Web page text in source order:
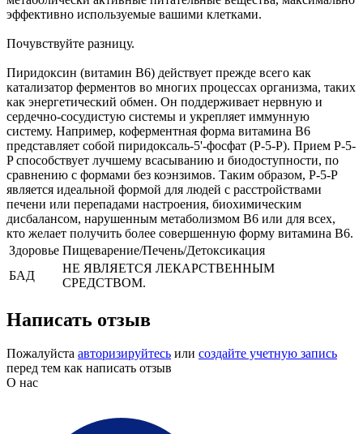
эффективно используемые вашими клетками.
Почувствуйте разницу.
Пиридоксин (витамин B6) действует прежде всего как
катализатор ферментов во многих процессах организма, таких
как энергетический обмен. Он поддерживает нервную и
сердечно-сосудистую системы и укрепляет иммунную
систему. Например, коферментная форма витамина B6
представляет собой пиридоксаль-5'-фосфат (P-5-P). Прием P-5-
P способствует лучшему всасыванию и биодоступности, по
сравнению с формами без коэнзимов. Таким образом, P-5-P
является идеальной формой для людей с расстройствами
печени или перепадами настроения, биохимическим
дисбалансом, нарушенным метаболизмом B6 или для всех,
кто желает получить более совершенную форму витамина В6.
Здоровье Пищеварение/Печень/Детоксикация
БАД
НЕ ЯВЛЯЕТСЯ ЛЕКАРСТВЕННЫМ
СРЕДСТВОМ.
Написать отзыв
Пожалуйста авторизируйтесь или создайте учетную запись
перед тем как написать отзыв
О нас